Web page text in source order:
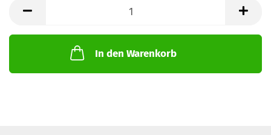
In den Warenkorb